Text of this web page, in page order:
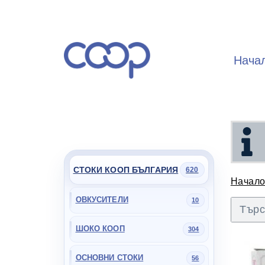
СТОКИ КООП БЪЛГАРИЯ 620
ОВКУСИТЕЛИ 10
ШОКО КООП 304
ОСНОВНИ СТОКИ 56
Начало